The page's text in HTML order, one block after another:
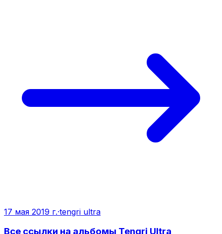
17 мая 2019 г.·tengri ultra
Все ссылки на альбомы Tengri Ultra